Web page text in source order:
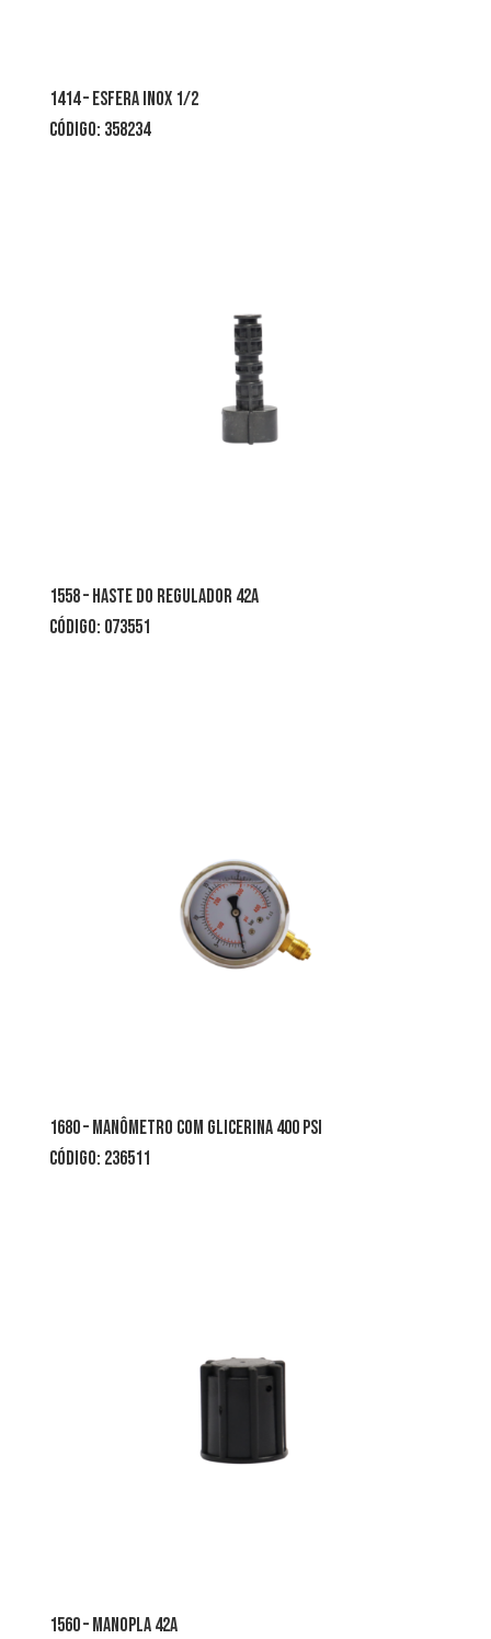
1414 – esfera inox 1/2
CÓDIGO: 358234
1558 – haste do regulador 42a
CÓDIGO: 073551
1680 – manômetro com glicerina 400 psi
CÓDIGO: 236511
1560 – manopla 42a